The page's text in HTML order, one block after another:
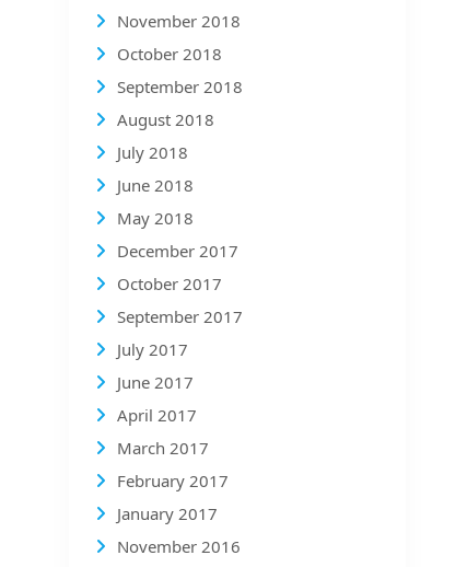
November 2018
October 2018
September 2018
August 2018
July 2018
June 2018
May 2018
December 2017
October 2017
September 2017
July 2017
June 2017
April 2017
March 2017
February 2017
January 2017
November 2016